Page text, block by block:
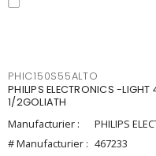
PHIC150S55ALTO
PHILIPS ELECTRONICS -
1/2GOLIATH
Manufacturier :
PHILIPS
# Manufacturier : 467233